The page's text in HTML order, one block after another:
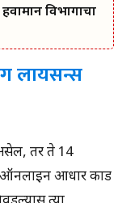
हवामान विभागाचा
लायसन्स
तर ते 14
आधार कार्ड